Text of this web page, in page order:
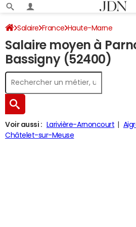
Salaire France Haute-Marne
Salaire moyen à
Bassigny (52400)
Voir aussi : Larivière-Arnoncourt
Châtelet-sur-Meuse